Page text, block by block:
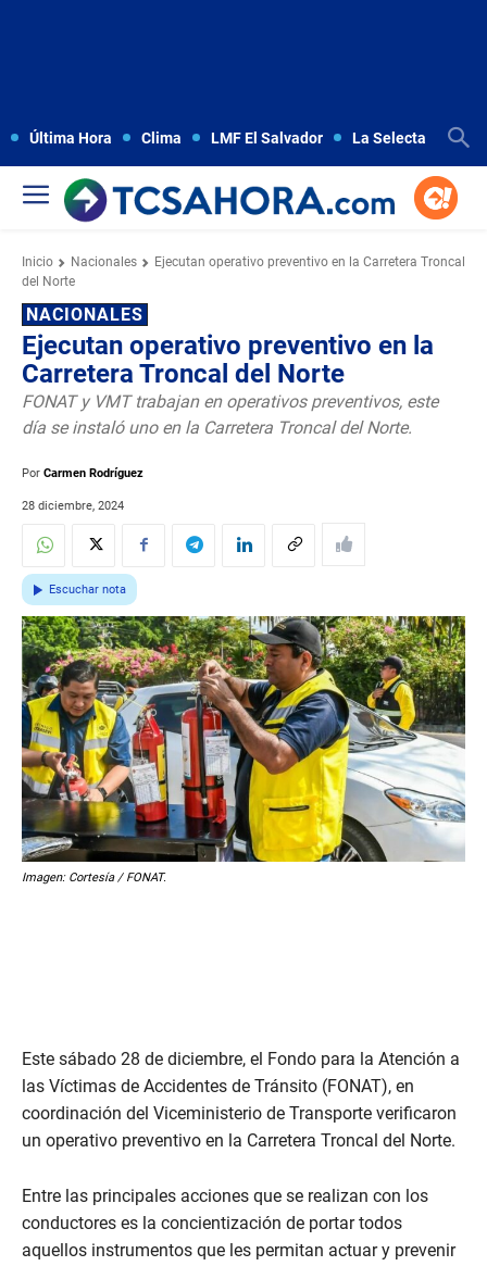
Última Hora Clima LMF El Salvador La Selecta
Inicio Nacionales
Ejecutan operativo preventivo en la Carretera Troncal
del Norte
NACIONALES
Ejecutan operativo preventivo en la
Carretera Troncal del Norte
FONAT y VMT trabajan en operativos preventivos, este
día se instaló uno en la Carretera Troncal del Norte.
Por Carmen Rodríguez
28 diciembre, 2024
Escuchar nota
Imagen: Cortesía / FONAT.
Este sábado 28 de diciembre, el Fondo para la Atención a
las Víctimas de Accidentes de Tránsito (FONAT), en
coordinación del Viceministerio de Transporte verificaron
un operativo preventivo en la Carretera Troncal del Norte.
Entre las principales acciones que se realizan con los
conductores es la concientización de portar todos
aquellos instrumentos que les permitan actuar y prevenir